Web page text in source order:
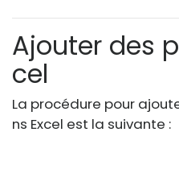
Ajouter des
cel
La procédure pour
ns Excel est la suivante :